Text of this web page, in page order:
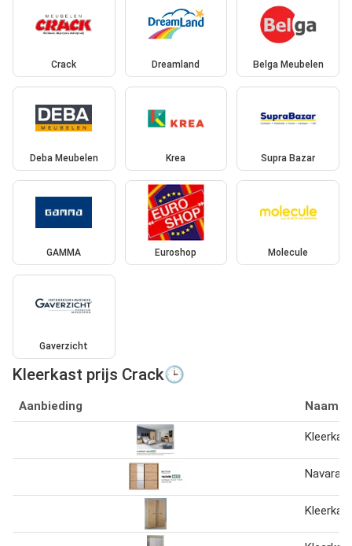
Crack Dreamland Belga Meubelen
Deba Meubelen Krea Supra Bazar
GAMMA Euroshop Molecule
Gaverzicht
Kleerkast prijs Crack🕒
Aanbieding Naam
Navara